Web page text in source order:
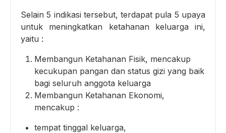
Selain 5 indikasi tersebut, terdapat pula 5 upaya
untuk meningkatkan ketahanan keluarga ini,
yaitu :
Membangun Ketahanan Fisik, mencakup
kecukupan pangan dan status gizi yang baik
bagi seluruh anggota keluarga
Membangun Ketahanan Ekonomi,
mencakup :
tempat tinggal keluarga,